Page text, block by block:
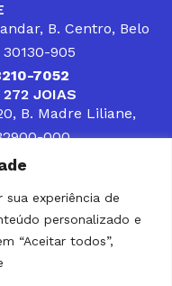
experiência de
personalizado e
“Aceitar todos”,
B. Centro, Belo
905
7052
272 JOIAS
B. Madre Liliane,
000
(31) 9 8309-8660
E SERVIÇOS
A ASSISTÊNCIA À
ATUA, SENDO
NA
POR
DO